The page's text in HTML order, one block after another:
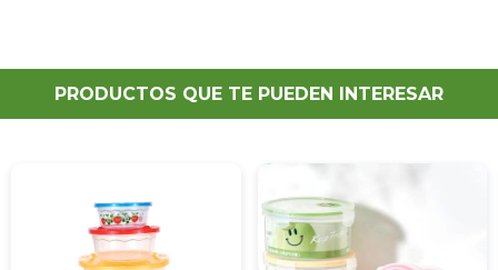
PRODUCTOS QUE TE PUEDEN INTERESAR